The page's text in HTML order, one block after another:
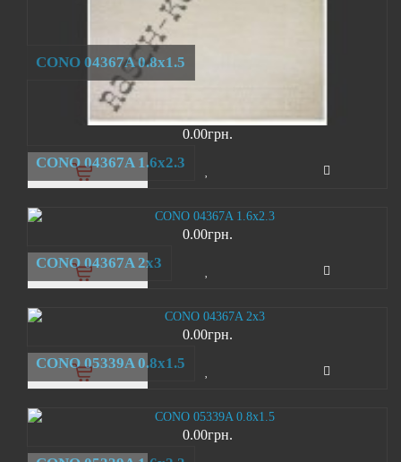
CONO 04367A 0.8x1.5
0.00грн.
CONO 04367A 1.6х2.3
0.00грн.
CONO 04367A 2х3
0.00грн.
CONO 05339A 0.8x1.5
0.00грн.